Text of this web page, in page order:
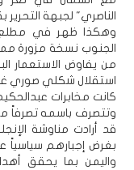
الناصري" لجبهة التحرير
وهكذا ظهر في مطلع
الجنوب نسخة مزورة
من يفاوض الاستعمار
استقلال شكلي صوري
كانت مخابرات
وتتصرف باسمه تصرفاً
قد أرادت مناوشة
بغرض إجبارهم
واليمن بما يحقق